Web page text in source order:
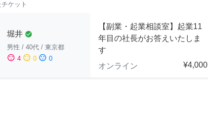
ケット
堀井 check_circle
男性 / 40代 / 東京都
sentiment_satisfied 4 sentiment_neutral 0 sentiment_dissatisfied 0
【副業・起業相談室】起業11
年目の社長がお答えいたしま
す
オンライン
¥4,000